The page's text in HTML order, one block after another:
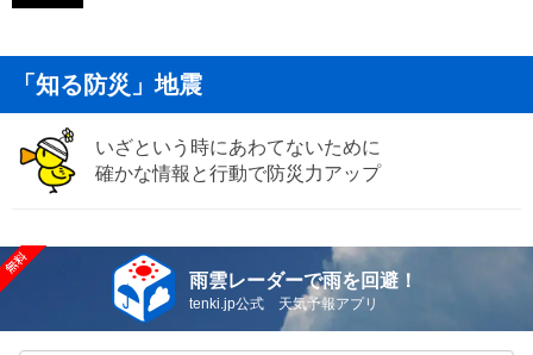
「知る防災」地震
いざという時にあわてないために
確かな情報と行動で防災力アップ
雨雲レーダーで雨を回避！
tenki.jp公式 天気予報アプリ